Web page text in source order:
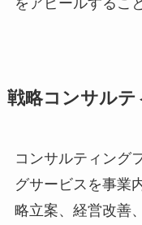
をアピールするこ
戦略コンサル
コンサルティング
グサービスを事業
略立案、経営改善